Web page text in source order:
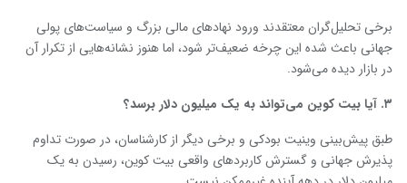
برخی تحلیل‌گران معتقدند ورود نهادهای مالی بزرگ و سیاست‌های پولی
جهانی باعث شده این چرخه ضعیف‌تر شود، اما هنوز نشانه‌هایی از تکرار آن
در بازار دیده می‌شود.
۳. آیا بیت ‌کوین می‌تواند به یک میلیون دلار برسد؟
طبق پیش‌بینی وینیت بودکی و برخی دیگر از کارشناسان، در صورت تداوم
پذیرش جهانی و گسترش کاربردهای واقعی بیت‌ کوین، رسیدن به یک